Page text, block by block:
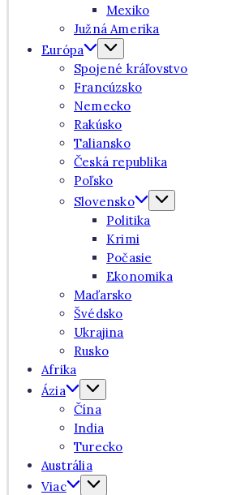
Mexiko
Južná Amerika
Európa
Spojené kráľovstvo
Francúzsko
Nemecko
Rakúsko
Taliansko
Česká republika
Poľsko
Slovensko
Politika
Krimi
Počasie
Ekonomika
Maďarsko
Švédsko
Ukrajina
Rusko
Afrika
Ázia
Čína
India
Turecko
Austrália
Viac